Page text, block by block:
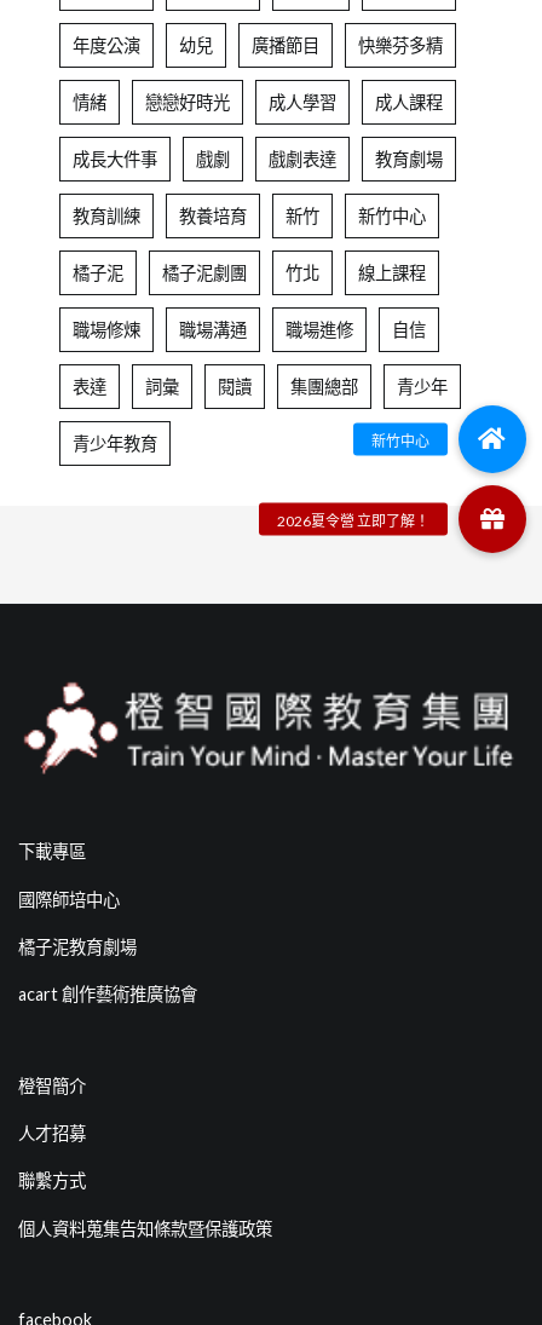
年度公演 幼兒 廣播節目 快樂芬多精
情緒 戀戀好時光 成人學習 成人課程
成長大件事 戲劇 戲劇表達 教育劇場
教育訓練 教養培育 新竹 新竹中心
橘子泥 橘子泥劇團 竹北 線上課程
職場修煉 職場溝通 職場進修 自信
表達 詞彙 閱讀 集團總部 青少年
青少年教育
下載專區
國際師培中心
橘子泥教育劇場
acart 創作藝術推廣協會
橙智簡介
人才招募
聯繫方式
個人資料蒐集告知條款暨保護政策
facebook